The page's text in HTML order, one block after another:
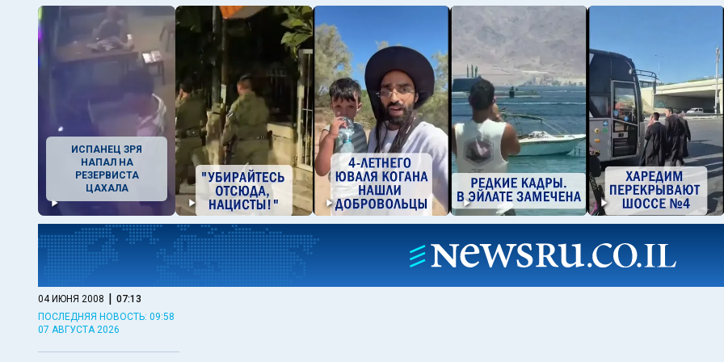
ИСПАНЕЦ ЗРЯ
НАПАЛ НА
РЕЗЕРВИСТА
ЦАХАЛА
04 ИЮНЯ 2008 | 07:13
ПОСЛЕДНЯЯ НОВОСТЬ: 09:58
07 АВГУСТА 2026